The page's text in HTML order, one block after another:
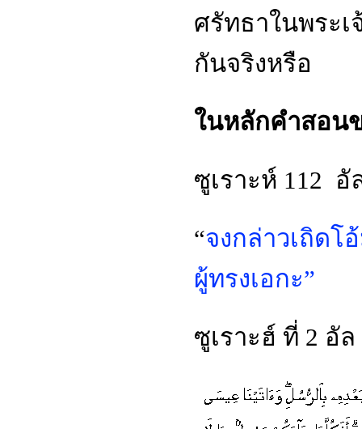
ศรัทธาในพระเ
กันจริงหรือ
ในหลักคำสอน
ซูเราะห์
“จงกล่าวเถิดโ
ผู้ทรงเอกะ”
ซูเราะฮ์ ที่ 2 อั